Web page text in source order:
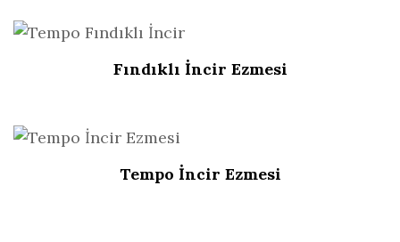
Fındıklı İncir Ezmesi
Tempo İncir Ezmesi